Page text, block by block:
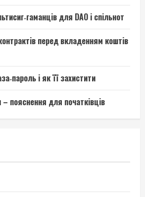
для DAO і спільнот
перед вкладенням коштів
і як її захистити
пояснення для початківців